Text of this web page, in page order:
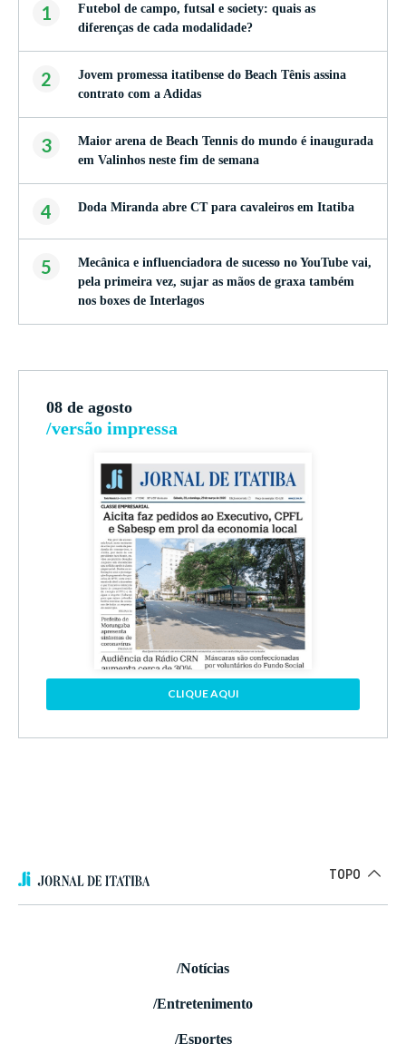
1
Futebol de campo, futsal e society: quais as
diferenças de cada modalidade?
2
Jovem promessa itatibense do Beach Tênis assina
contrato com a Adidas
3
Maior arena de Beach Tennis do mundo é inaugurada
em Valinhos neste fim de semana
4 Doda Miranda abre CT para cavaleiros em Itatiba
5
Mecânica e influenciadora de sucesso no YouTube vai,
pela primeira vez, sujar as mãos de graxa também
nos boxes de Interlagos
08 de agosto
/versão impressa
CLIQUE AQUI
TOPO
/Notícias
/Entretenimento
/Esportes